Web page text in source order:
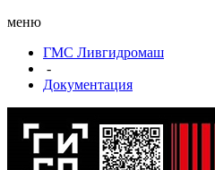
меню
ГМС Ливгидромаш
-
Документация